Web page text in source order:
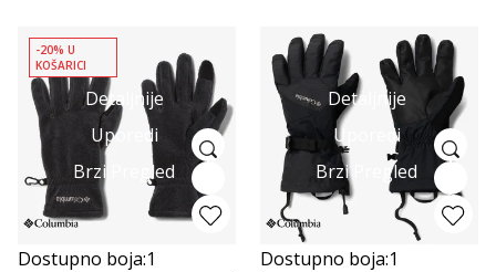
Detaljnije
Uporedi
Brzi Pregled
-20% U
KOŠARICI
Dostupno boja:1
Detaljnije
Uporedi
Brzi Pregled
Dostupno boja:1